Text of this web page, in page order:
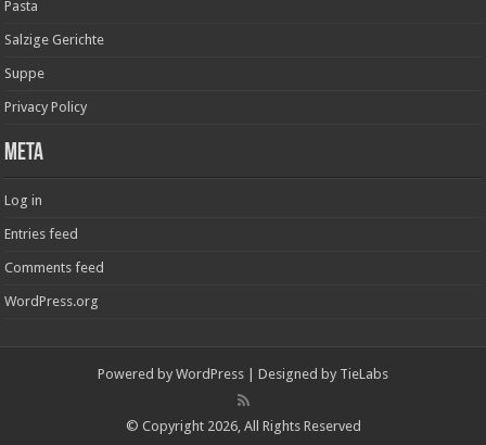
Pasta
Salzige Gerichte
Suppe
Privacy Policy
Meta
Log in
Entries feed
Comments feed
WordPress.org
Powered by WordPress | Designed by TieLabs
© Copyright 2026, All Rights Reserved